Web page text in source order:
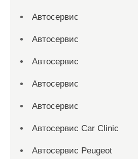
Автосервис
Автосервис
Автосервис
Автосервис
Автосервис
Автосервис Car Clinic
Автосервис Peugeot